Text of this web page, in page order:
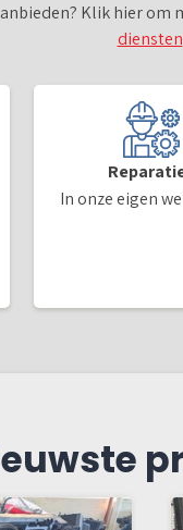
Klik hier om
diensten
In onze eigen